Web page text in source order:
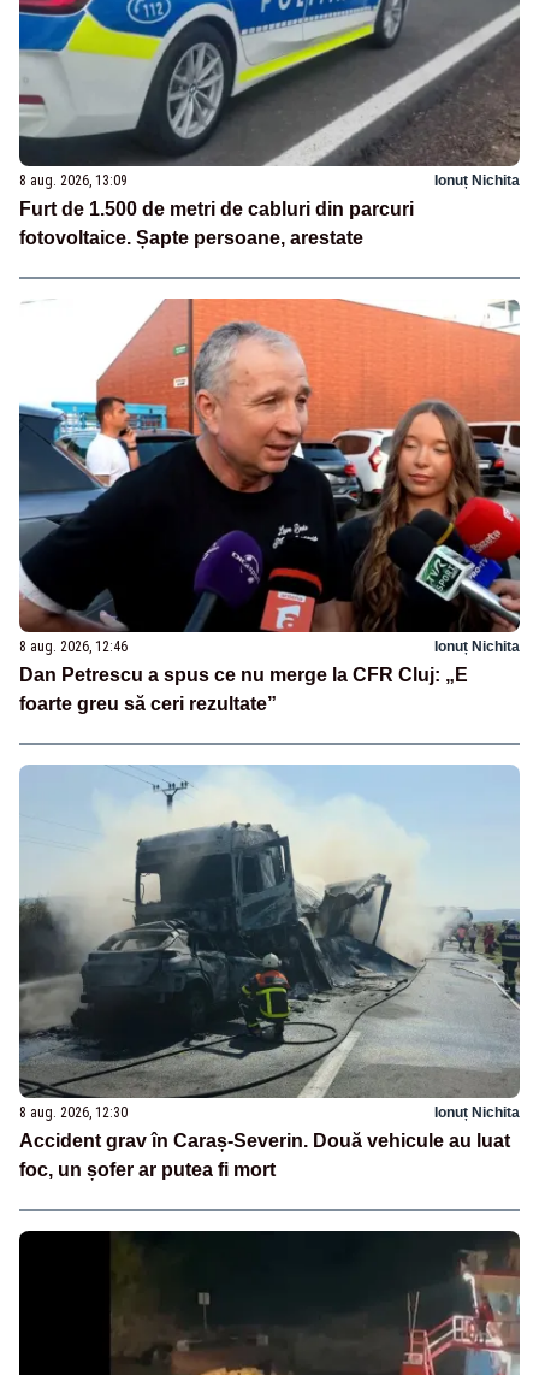
8 aug. 2026, 13:09 Ionuț Nichita
Furt de 1.500 de metri de cabluri din parcuri
fotovoltaice. Șapte persoane, arestate
8 aug. 2026, 12:46 Ionuț Nichita
Dan Petrescu a spus ce nu merge la CFR Cluj: „E
foarte greu să ceri rezultate”
8 aug. 2026, 12:30 Ionuț Nichita
Accident grav în Caraș-Severin. Două vehicule au luat
foc, un șofer ar putea fi mort